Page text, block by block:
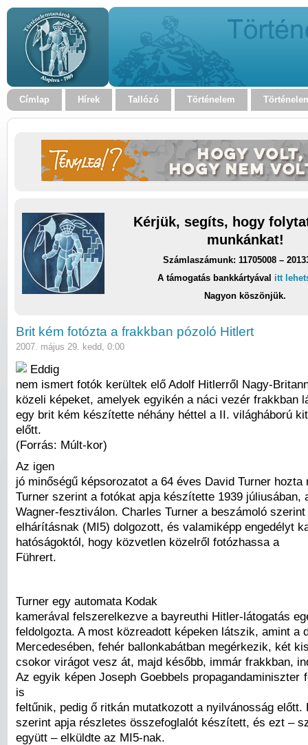
Címlap Hírek Tallózó Történelem
Kérjük, segíts, hogy
munkánkat!
Számlaszámunk: 11705008 –
A támogatás bankkártyával itt
Nagyon köszönjük.
Brit kém fotózta a frakkban pózoló Hitlert
2007. május 29. kedd, 0:00
Eddig
nem ismert fotók kerültek elő Adolf Hitlerről Nagy-
közeli képeket, amelyek egyikén a náci vezér frakkban
egy brit kém készítette néhány héttel a II. világháború
előtt.
(Forrás: Múlt-kor)
Az igen
jó minőségű képsorozatot a 64 éves David Turner hozta
Turner szerint a fotókat apja készítette 1939 júliusában,
Wagner-fesztiválon. Charles Turner a beszámoló
elhárításnak (MI5) dolgozott, és valamiképp engedélyt
hatóságoktól, hogy közvetlen közelről fotózhassa a
Führert.
Turner egy automata Kodak
kamerával felszerelkezve a bayreuthi Hitler-látogatás
feldolgozta. A most közreadott képeken látszik, amint a
Mercedesében, fehér ballonkabátban megérkezik, két
csokor virágot vesz át, majd később, immár frakkban,
Az egyik képen Joseph Goebbels propagandaminiszter
is
feltűnik, pedig ő ritkán mutatkozott a nyilvánosság előtt.
szerint apja részletes összefoglalót készített, és ezt –
együtt – elküldte az MI5-nak.